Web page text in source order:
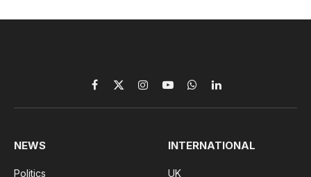
Facebook
X
(Twitter)
InstagramYouTubeWhatsAppLinkedIn
NEWS
Politics
INTERNATIONAL
UK